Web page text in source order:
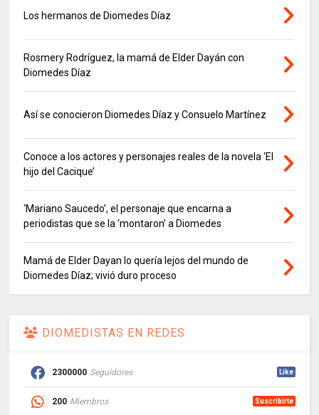
Los hermanos de Diomedes Díaz
Rosmery Rodríguez, la mamá de Elder Dayán con
Diomedes Díaz
Así se conocieron Diomedes Díaz y Consuelo Martínez
Conoce a los actores y personajes reales de la novela ‘El
hijo del Cacique’
‘Mariano Saucedo’, el personaje que encarna a
periodistas que se la ‘montaron’ a Diomedes
Mamá de Elder Dayan lo quería lejos del mundo de
Diomedes Díaz; vivió duro proceso
DIOMEDISTAS EN REDES
2300000 Seguidores Like
200 Miembros Suscribirte